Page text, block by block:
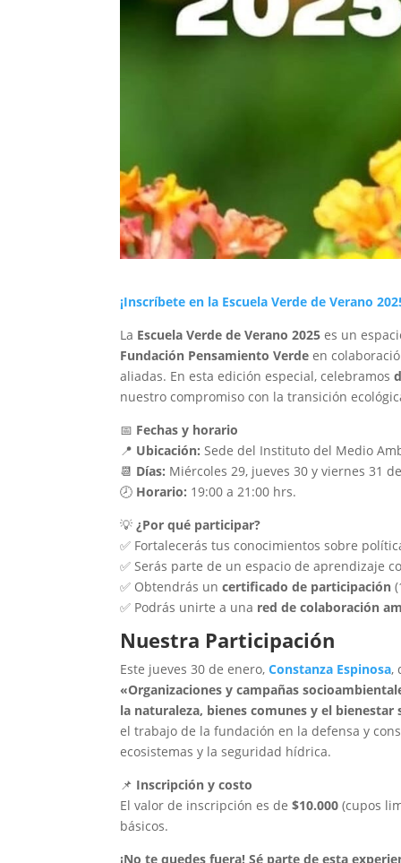
¡Inscríbete en la Escuela Verde de Verano
La Escuela Verde de Verano 2025 es un
Fundación Pensamiento Verde en
aliadas. En esta edición especial, celebramos
nuestro compromiso con la transición
📅 Fechas y horario
📍 Ubicación: Sede del Instituto del Medio
📆 Días: Miércoles 29, jueves 30 y viernes 31
🕗 Horario: 19:00 a 21:00 hrs.
💡¿Por qué participar?
✅ Fortalecerás tus conocimientos sobre
✅ Serás parte de un espacio de aprendizaje
✅ Obtendrás uncertificado de participación
✅ Podrás unirte a una red de colaboración
Nuestra Participación
Este jueves 30 de enero,Constanza Espinosa,
«Organizaciones y campañas
la naturaleza, bienes comunes y el bienestar
el trabajo de la fundación en la defensa y
ecosistemas y la seguridad hídrica.
📌 Inscripción y costo
El valor de inscripción es de$10.000 (cupos
básicos.
¡No te quedes fuera! Sé parte de esta